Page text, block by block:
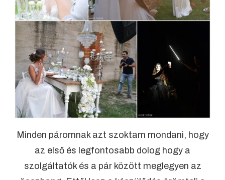
Minden páromnak azt szoktam mondani, hogy
az első és legfontosabb dolog hogy a
szolgáltatók és a pár között meglegyen az